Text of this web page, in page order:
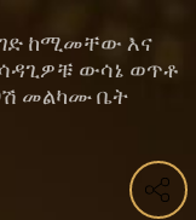
ከሚመቸው እና
ውሳኔ ወጥቶ
መልካሙ ቤት